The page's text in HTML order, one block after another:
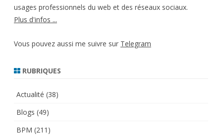
usages professionnels du web et des réseaux sociaux.
Plus d'infos ...
Vous pouvez aussi me suivre sur Telegram
RUBRIQUES
Actualité (38)
Blogs (49)
BPM (211)